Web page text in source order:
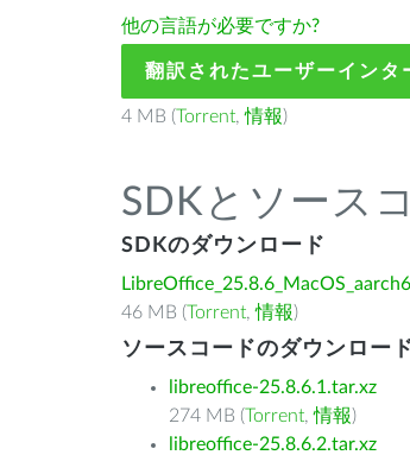
他の言語が必要ですか?
翻訳されたユーザーインタ
4 MB (Torrent,情報)
SDKとソース
SDKのダウンロード
46 MB (Torrent,情報)
ソースコードのダウンロー
libreoffice-25.8.6.1.tar.xz
274 MB (Torrent,情報)
libreoffice-25.8.6.2.tar.xz